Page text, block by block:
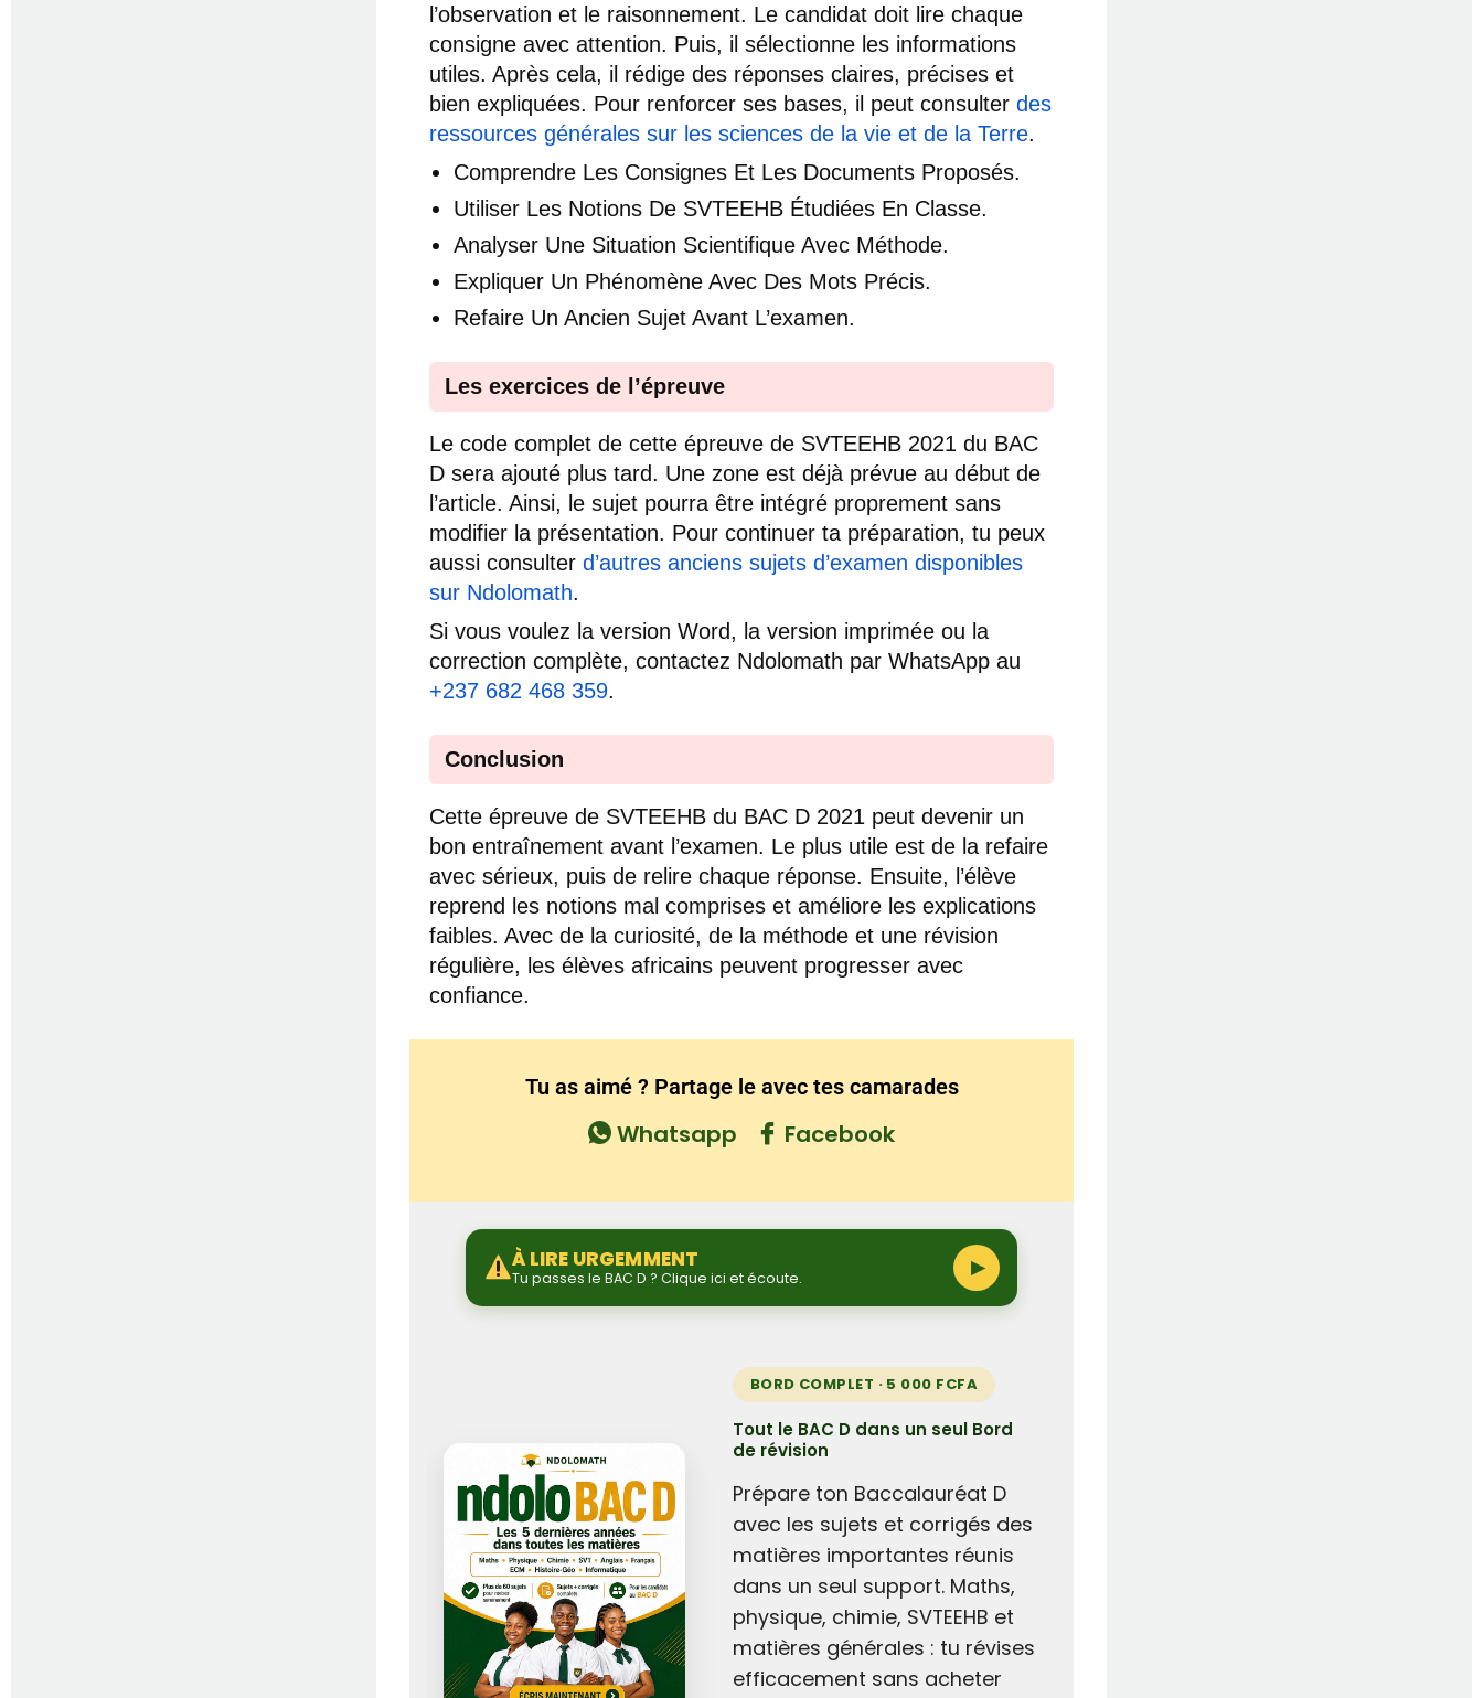
l’observation et le raisonnement. Le candidat doit lire chaque
consigne avec attention. Puis, il sélectionne les informations
utiles. Après cela, il rédige des réponses claires, précises et
bien expliquées. Pour renforcer ses bases, il peut consulter des
ressources générales sur les sciences de la vie et de la Terre.
Comprendre Les Consignes Et Les Documents Proposés.
Utiliser Les Notions De SVTEEHB Étudiées En Classe.
Analyser Une Situation Scientifique Avec Méthode.
Expliquer Un Phénomène Avec Des Mots Précis.
Refaire Un Ancien Sujet Avant L’examen.
Les exercices de l’épreuve
Le code complet de cette épreuve de SVTEEHB 2021 du BAC
D sera ajouté plus tard. Une zone est déjà prévue au début de
l’article. Ainsi, le sujet pourra être intégré proprement sans
modifier la présentation. Pour continuer ta préparation, tu peux
aussi consulter d’autres anciens sujets d’examen disponibles
sur Ndolomath.
Si vous voulez la version Word, la version imprimée ou la
correction complète, contactez Ndolomath par WhatsApp au
+237 682 468 359.
Conclusion
Cette épreuve de SVTEEHB du BAC D 2021 peut devenir un
bon entraînement avant l’examen. Le plus utile est de la refaire
avec sérieux, puis de relire chaque réponse. Ensuite, l’élève
reprend les notions mal comprises et améliore les explications
faibles. Avec de la curiosité, de la méthode et une révision
régulière, les élèves africains peuvent progresser avec
confiance.
Tu as aimé ? Partage le avec tes camarades
Whatsapp Facebook
À LIRE URGEMMENT
Tu passes le BAC D ? Clique ici et écoute. ▶
BORD COMPLET · 5 000 FCFA
Tout le BAC D dans un seul Bord
de révision
Prépare ton Baccalauréat D
avec les sujets et corrigés des
matières importantes réunis
dans un seul support. Maths,
physique, chimie, SVTEEHB et
matières générales : tu révises
efficacement sans acheter